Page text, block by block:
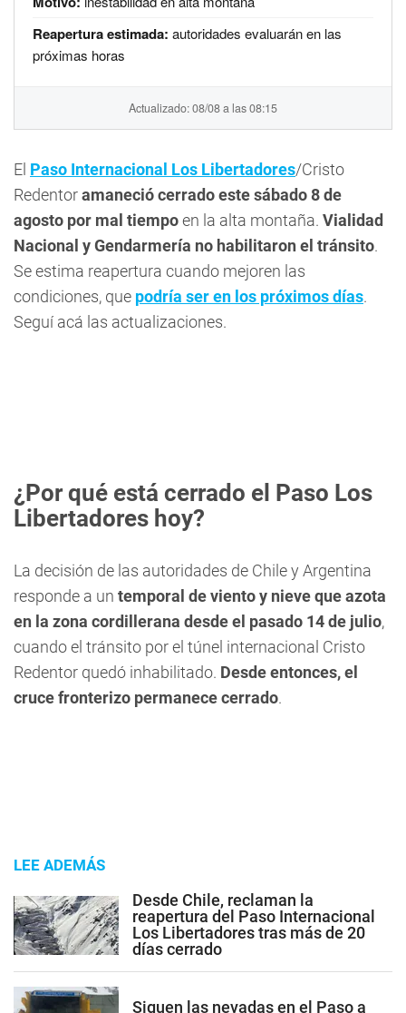
Reapertura estimada: autoridades evaluarán en las
próximas horas
Actualizado: 08/08 a las 08:15
El Paso Internacional Los Libertadores/Cristo
Redentoramaneció cerrado este sábado 8 de
agosto por mal tiempoen la alta montaña. Vialidad
Nacional y Gendarmería no habilitaron el tránsito.
Se estima reapertura cuando mejoren las
condiciones, que podría ser en los próximos días.
Seguí acá las actualizaciones.
¿Por qué está cerrado el Paso Los
Libertadores hoy?
La decisión de las autoridades de Chile y Argentina
responde a un temporal de viento y nieve que azota
en la zona cordillerana desde el pasado 14 de julio,
cuando el tránsito por el túnel internacional Cristo
Redentor quedó inhabilitado. Desde entonces, el
cruce fronterizo permanece cerrado.
LEE ADEMÁS
Desde Chile, reclaman la
reapertura del Paso Internacional
Los Libertadores tras más de 20
días cerrado
Siguen las nevadas en el Paso a